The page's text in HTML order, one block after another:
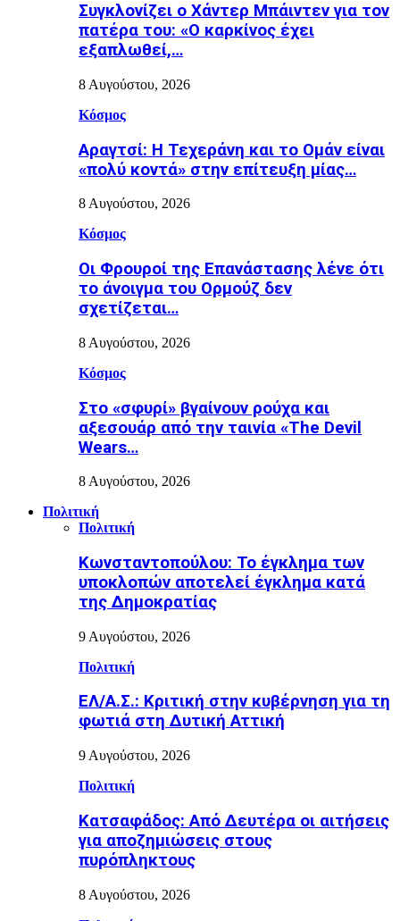
Συγκλονίζει ο Χάντερ Μπάιντεν για τον
πατέρα του: «Ο καρκίνος έχει
εξαπλωθεί,…
8 Αυγούστου, 2026
Κόσμος
Αραγτσί: Η Τεχεράνη και το Ομάν είναι
«πολύ κοντά» στην επίτευξη μίας…
8 Αυγούστου, 2026
Κόσμος
Οι Φρουροί της Επανάστασης λένε ότι
το άνοιγμα του Ορμούζ δεν
σχετίζεται…
8 Αυγούστου, 2026
Κόσμος
Στο «σφυρί» βγαίνουν ρούχα και
αξεσουάρ από την ταινία «The Devil
Wears…
8 Αυγούστου, 2026
Πολιτική
Πολιτική
Κωνσταντοπούλου: Το έγκλημα των
υποκλοπών αποτελεί έγκλημα κατά
της Δημοκρατίας
9 Αυγούστου, 2026
Πολιτική
ΕΛ/Α.Σ.: Κριτική στην κυβέρνηση για τη
φωτιά στη Δυτική Αττική
9 Αυγούστου, 2026
Πολιτική
Κατσαφάδος: Από Δευτέρα οι αιτήσεις
για αποζημιώσεις στους
πυρόπληκτους
8 Αυγούστου, 2026